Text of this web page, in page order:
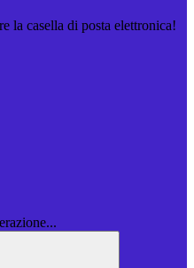
la casella di posta elettronica!